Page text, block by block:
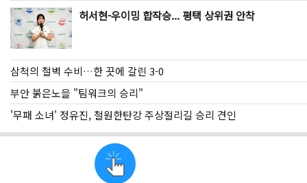
허서현-우이밍 합작승... 평택 상위권 안착
삼척의 철벽 수비…한 끗에 갈린 3-0
부안 붉은노을 "팀워크의 승리"
'무패 소녀' 정유진, 철원한탄강 주상절리길 승리 견인